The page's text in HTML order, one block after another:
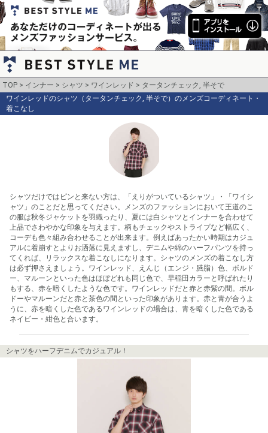
TOP インナー シャツ ワインレッド
タータンチェック, 半そで
ワインレッドのシャツ（タータンチェック, 半そで）のメンズコーディネート・
着こなし
シャツだけではピンと来ない方は、「えりがついているシャツ」・「ワイシ
ャツ」のことだと思ってください。メンズのファッションにおいて王道のこ
の服は秋冬ジャケットを羽織ったり、夏には白シャツとインナーを合わせて
上品でさわやかな印象を与えます。柄もチェックやストライプなど幅広く、
コーデも色々組み合わせることが出来ます。例えばあったかい時期はカジュ
アルに着崩すとよりお洒落に見えますし、デニムや綿のハーフパンツを持っ
てくれば、リラックスな着こなしになります。シャツのメンズの着こなし方
は必ず押さえましょう。ワインレッド、えんじ（エンジ・臙脂）色、ボルド
ー、マルーンといった色はほぼどれも同じ色で、早稲田カラーと呼ばれたり
もする、赤を暗くしたような色です。ワインレッドだと赤と赤紫の間。ボル
ドーやマルーンだと赤と茶色の間といった印象があります。赤と青が合うよ
うに、赤を暗くした色であるワインレッドの場合は、青を暗くした色である
ネイビー・紺色と合います。
シャツをハーフデニムでカジュアル！